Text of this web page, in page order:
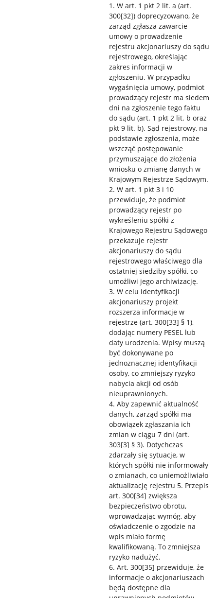
1. W art. 1 pkt 2 lit. a (art.
300[32]) doprecyzowano, że
zarząd zgłasza zawarcie
umowy o prowadzenie
rejestru akcjonariuszy do sądu
rejestrowego, określając
zakres informacji w
zgłoszeniu. W przypadku
wygaśnięcia umowy, podmiot
prowadzący rejestr ma siedem
dni na zgłoszenie tego faktu
do sądu (art. 1 pkt 2 lit. b oraz
pkt 9 lit. b). Sąd rejestrowy, na
podstawie zgłoszenia, może
wszcząć postępowanie
przymuszające do złożenia
wniosku o zmianę danych w
Krajowym Rejestrze Sądowym.
2. W art. 1 pkt 3 i 10
przewiduje, że podmiot
prowadzący rejestr po
wykreśleniu spółki z
Krajowego Rejestru Sądowego
przekazuje rejestr
akcjonariuszy do sądu
rejestrowego właściwego dla
ostatniej siedziby spółki, co
umożliwi jego archiwizację.
3. W celu identyfikacji
akcjonariuszy projekt
rozszerza informacje w
rejestrze (art. 300[33] § 1),
dodając numery PESEL lub
daty urodzenia. Wpisy muszą
być dokonywane po
jednoznacznej identyfikacji
osoby, co zmniejszy ryzyko
nabycia akcji od osób
nieuprawnionych.
4. Aby zapewnić aktualność
danych, zarząd spółki ma
obowiązek zgłaszania ich
zmian w ciągu 7 dni (art.
303[3] § 3). Dotychczas
zdarzały się sytuacje, w
których spółki nie informowały
o zmianach, co uniemożliwiało
aktualizację rejestru 5. Przepis
art. 300[34] zwiększa
bezpieczeństwo obrotu,
wprowadzając wymóg, aby
oświadczenie o zgodzie na
wpis miało formę
kwalifikowaną. To zmniejsza
ryzyko nadużyć.
6. Art. 300[35] przewiduje, że
informacje o akcjonariuszach
będą dostępne dla